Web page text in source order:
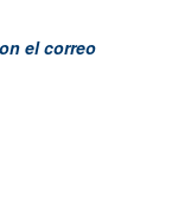
el correo